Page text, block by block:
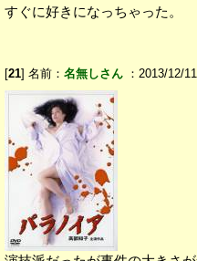
すぐに好きになっちゃった。
[21] 名前： 名無しさん ：2013/12/